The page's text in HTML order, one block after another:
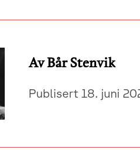
Av Bår Stenvik
Publisert 18. juni